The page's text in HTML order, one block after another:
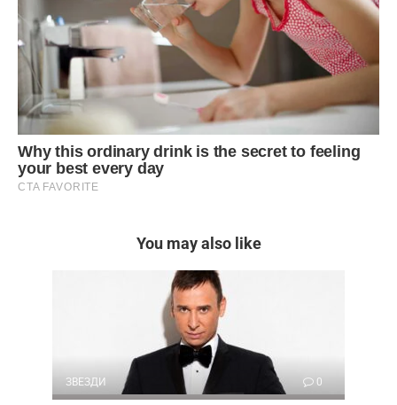
You may also like
ЗВЕЗДИ 0